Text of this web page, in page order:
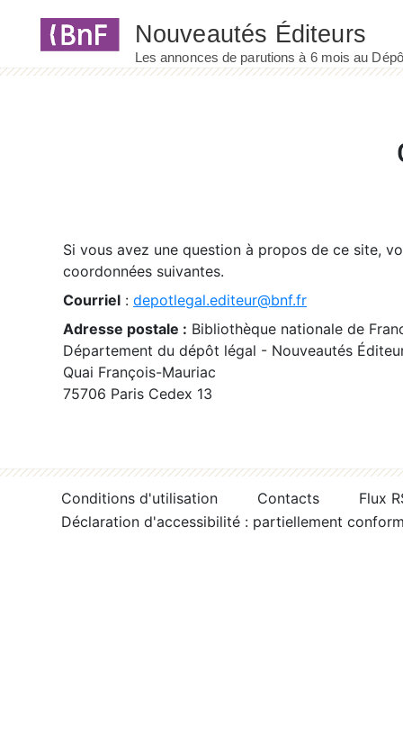
Si vous avez une question à propos de ce site,
coordonnées suivantes.
Courriel : depotlegal.editeur@bnf.fr
Adresse postale : Bibliothèque nationale de
Département du dépôt légal - Nouveautés
Quai François-Mauriac
75706 Paris Cedex 13
Conditions d'utilisation Contacts
Flux
Déclaration d'accessibilité : partiellement